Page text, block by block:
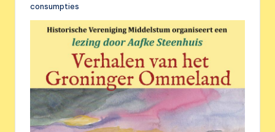
consumpties